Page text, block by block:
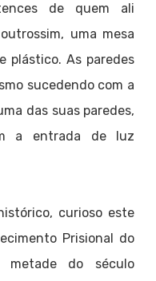
de quem ali
uma mesa
plástico. As paredes
sucedendo com a
das suas paredes,
a entrada de luz
curioso este
Prisional do
metade do século